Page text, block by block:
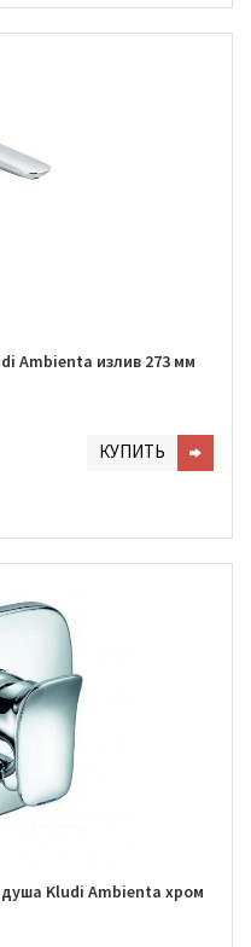
Ambienta излив 273 мм
КУПИТЬ
Kludi Ambienta хром